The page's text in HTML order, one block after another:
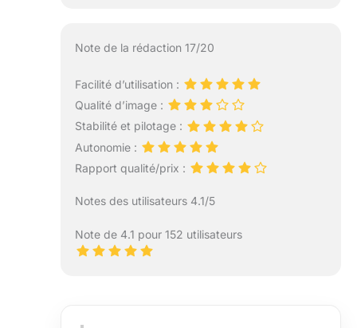
Note de la rédaction 17/20
Facilité d’utilisation :
Qualité d’image :
Stabilité et pilotage :
Autonomie :
Rapport qualité/prix :
Notes des utilisateurs 4.1/5
Note de 4.1 pour 152 utilisateurs